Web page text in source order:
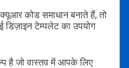
कोड समाधान बनाते हैं, तो
टेम्पलेट का उपयोग
है जो वास्तव में आपके लिए